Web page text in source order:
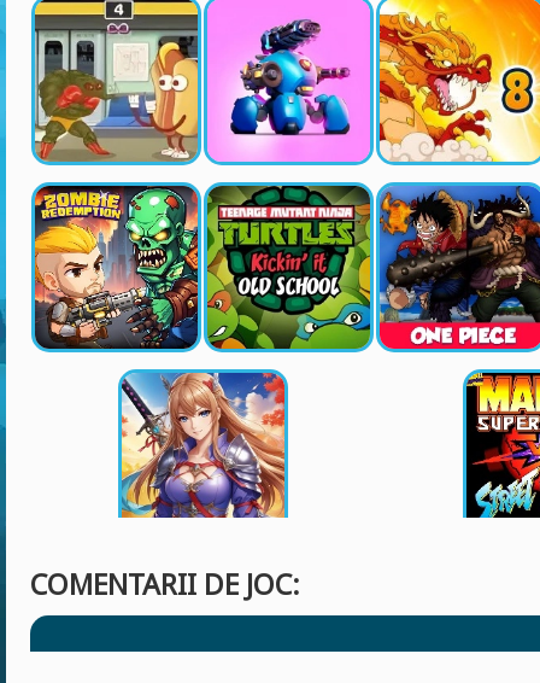
COMENTARII DE JOC: